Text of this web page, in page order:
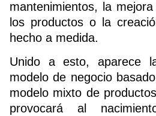
mantenimientos, la
los productos o la
hecho a medida.
Unido a esto, aparece
modelo de negocio
modelo mixto de
provocará al